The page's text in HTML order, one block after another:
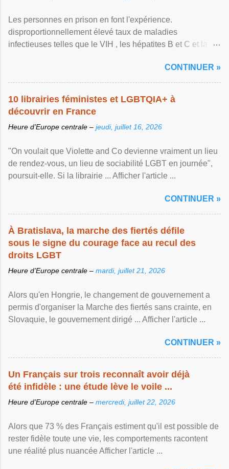
Les personnes en prison en font l'expérience.
disproportionnellement élevé taux de maladies
infectieuses telles que le VIH , les hépatites B et C et la ...
CONTINUER »
10 librairies féministes et LGBTQIA+ à
découvrir en France
Heure d’Europe centrale – jeudi, juillet 16, 2026
"On voulait que Violette and Co devienne vraiment un lieu
de rendez-vous, un lieu de sociabilité LGBT en journée",
poursuit-elle. Si la librairie ... Afficher l'article ...
CONTINUER »
À Bratislava, la marche des fiertés défile
sous le signe du courage face au recul des
droits LGBT
Heure d’Europe centrale – mardi, juillet 21, 2026
Alors qu'en Hongrie, le changement de gouvernement a
permis d'organiser la Marche des fiertés sans crainte, en
Slovaquie, le gouvernement dirigé ... Afficher l'article ...
CONTINUER »
Un Français sur trois reconnaît avoir déjà
été infidèle : une étude lève le voile ...
Heure d’Europe centrale – mercredi, juillet 22, 2026
Alors que 73 % des Français estiment qu'il est possible de
rester fidèle toute une vie, les comportements racontent
une réalité plus nuancée Afficher l'article ...